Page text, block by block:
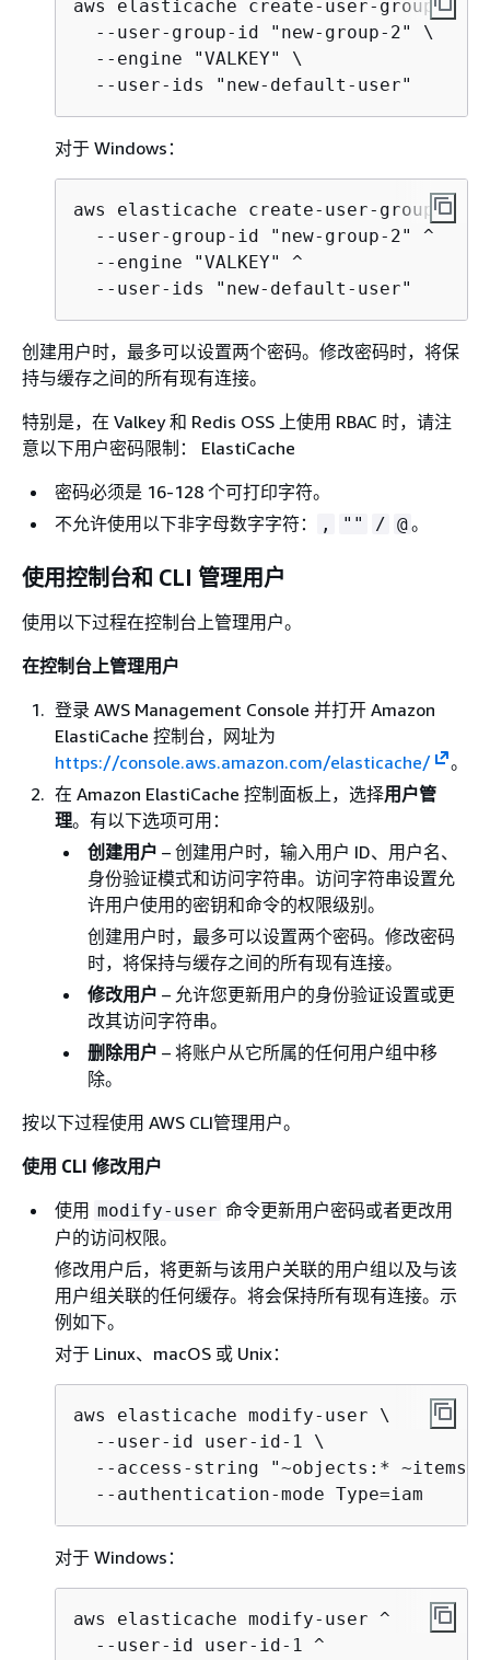
aws elasticache create-user-group \
  --user-group-id "new-group-2" \
  --engine "VALKEY" \
对于 Windows：
aws elasticache create-user-group ^
  --user-group-id "new-group-2" ^
  --engine "VALKEY" ^
创建用户时，最多可以设置两个密码。修改密码时，将保
持与缓存之间的所有现有连接。
特别是，在 Valkey 和 Redis OSS 上使用 RBAC 时，请注
意以下用户密码限制： ElastiCache
密码必须是 16-128 个可打印字符。
不允许使用以下非字母数字字符：
, "" / @。
使用控制台和 CLI 管理用户
使用以下过程在控制台上管理用户。
在控制台上管理用户
登录 AWS Management Console 并打开 Amazon
ElastiCache 控制台，网址为
https://console.aws.amazon.com/elasticache/
。
在 Amazon ElastiCache 控制面板上，选择用户管
理。有以下选项可用：
创建用户 – 创建用户时，输入用户 ID、用户名、
身份验证模式和访问字符串。访问字符串设置允
许用户使用的密钥和命令的权限级别。
创建用户时，最多可以设置两个密码。修改密码
时，将保持与缓存之间的所有现有连接。
修改用户 – 允许您更新用户的身份验证设置或更
改其访问字符串。
删除用户 – 将账户从它所属的任何用户组中移
除。
按以下过程使用 AWS CLI管理用户。
使用 CLI 修改用户
使用 modify-user 命令更新用户密码或者更改用
户的访问权限。
修改用户后，将更新与该用户关联的用户组以及与该
用户组关联的任何缓存。将会保持所有现有连接。示
例如下。
对于 Linux、macOS 或 Unix：
aws elasticache modify-user \
  --user-id user-id-1 \
--access-string "~objects:*
  --authentication-mode Type=iam
对于 Windows：
aws elasticache modify-user ^
  --user-id user-id-1 ^